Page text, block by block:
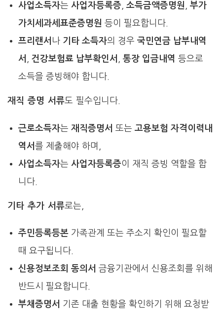
사업소득자는 사업자등록증, 소득금액증명원
부가
가치세과세표준증명원 등이 필요합니다.
프리랜서 나 기타 소득자의 경우 국민연금 납부내역
서
건강보험료 납부확인서 통장 입금내역 등으로
소득을 증빙해야 합니다.
재직 증명 서류도 필수입니다.
근로소득자는 재직증명서 또는 고용보험 자격이력내
역서 를 제출해야 하며,
사업소득자는 사업자등록증이 재직 증빙 역할을 합
니다.
기타 추가 서류로는,
주민등록등본가족관계 또는 주소지 확인이 필요할
때 요구됩니다.
신용정보조회 동의서 금융기관에서 신용조회를 위해
반드시 필요합니다.
부채증명서 기존 대출 현황을 확인하기 위해 요청받